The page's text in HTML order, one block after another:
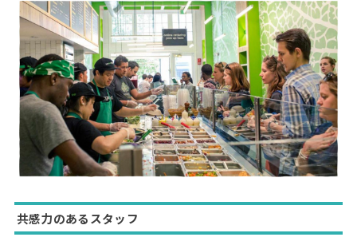
共感力のあるスタッフ